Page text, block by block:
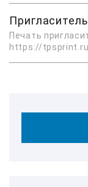
Печать
https://